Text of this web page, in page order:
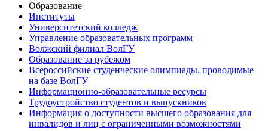
Образование
Институты
Университетский колледж
Управление образовательных программ
Волжский филиал ВолГУ
Образование за рубежом
Всероссийские студенческие олимпиады, проводимые
на базе ВолГУ
Информационно-образовательные ресурсы
Трудоустройство студентов и выпускников
Информация о доступности высшего образования для
инвалидов и лиц с ограниченными возможностями